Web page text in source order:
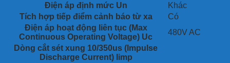
Điện áp định mức Un
Khác
Tích hợp tiếp điểm cảnh báo từ xa
Có
Điện áp hoạt động liên tục (Max
Continuous Operating Voltage) Uc
480V AC
Dòng cắt sét xung 10/350us (Impulse
Discharge Current) Iimp